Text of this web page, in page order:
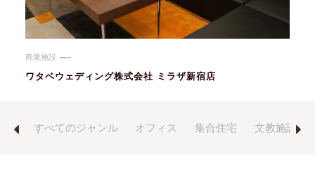
商業施設
ワタベウェディング株式会社 ミラザ新宿店
Previous
他 すべてのジャンル オフィス 集合住宅 文教施設Next